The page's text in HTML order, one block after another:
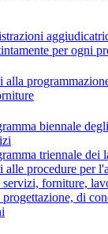
per ogni
alla
biennale
triennale dei
alle procedure per
forniture,
di